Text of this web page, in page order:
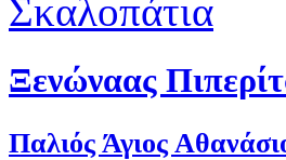
Ξενώναας
Παλιός Άγιος